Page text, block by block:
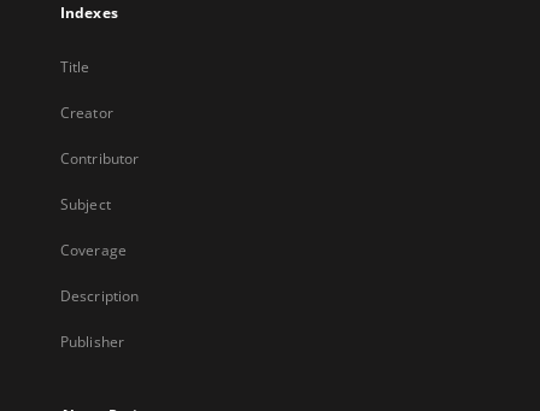
Indexes
Title
Creator
Contributor
Subject
Coverage
Description
Publisher